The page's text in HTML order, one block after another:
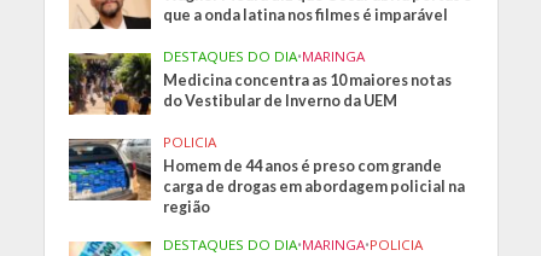
que a onda latina nos filmes é imparável
DESTAQUES DO DIA•MARINGA
Medicina concentra as 10 maiores notas
do Vestibular de Inverno da UEM
POLICIA
Homem de 44 anos é preso com grande
carga de drogas em abordagem policial na
região
DESTAQUES DO DIA•MARINGA•POLICIA